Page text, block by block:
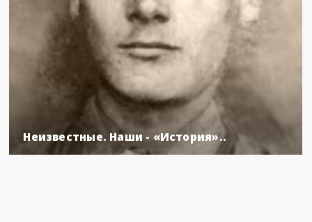
Неизвестные. Наши - «История»..